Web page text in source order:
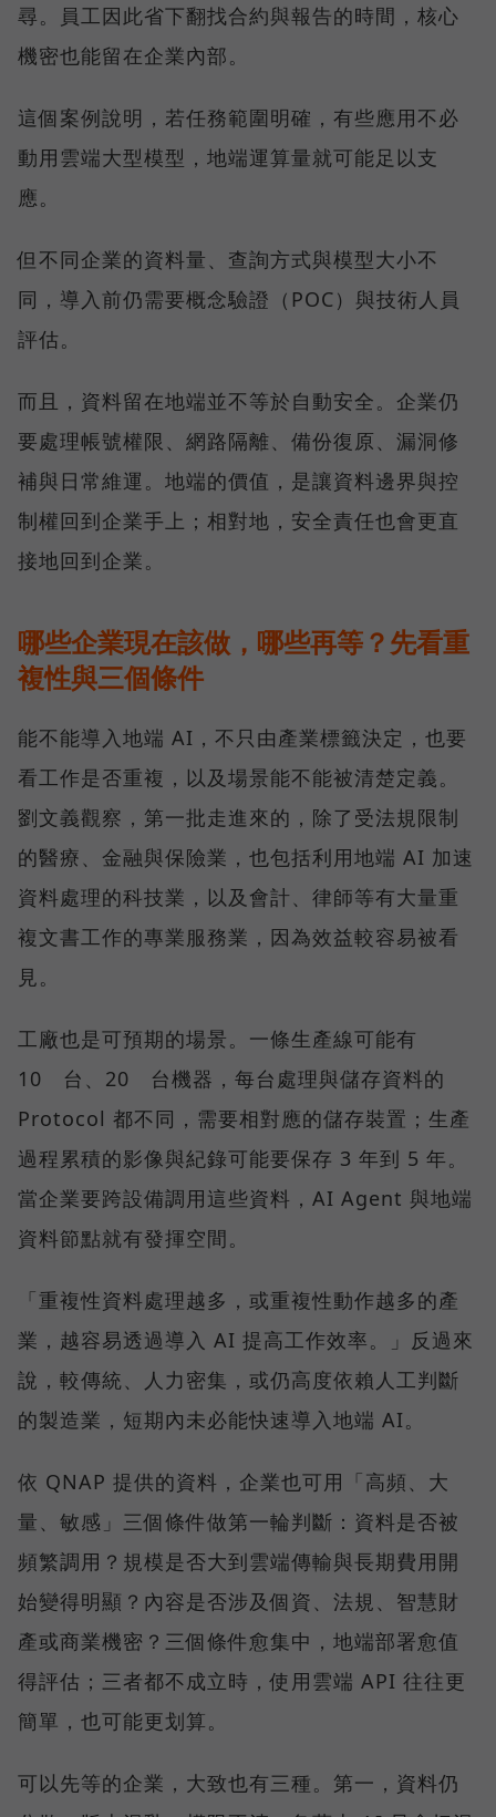
尋。員工因此省下翻找合約與報告的時間，核心
機密也能留在企業內部。
這個案例說明，若任務範圍明確，有些應用不必
動用雲端大型模型，地端運算量就可能足以支
應。
但不同企業的資料量、查詢方式與模型大小不
同，導入前仍需要概念驗證（POC）與技術人員
評估。
而且，資料留在地端並不等於自動安全。企業仍
要處理帳號權限、網路隔離、備份復原、漏洞修
補與日常維運。地端的價值，是讓資料邊界與控
制權回到企業手上；相對地，安全責任也會更直
接地回到企業。
哪些企業現在該做，哪些再等？先看重
複性與三個條件
能不能導入地端 AI，不只由產業標籤決定，也要
看工作是否重複，以及場景能不能被清楚定義。
劉文義觀察，第一批走進來的，除了受法規限制
的醫療、金融與保險業，也包括利用地端 AI 加速
資料處理的科技業，以及會計、律師等有大量重
複文書工作的專業服務業，因為效益較容易被看
見。
工廠也是可預期的場景。一條生產線可能有
10 台、20 台機器，每台處理與儲存資料的
Protocol 都不同，需要相對應的儲存裝置；生產
過程累積的影像與紀錄可能要保存 3 年到 5 年。
當企業要跨設備調用這些資料，AI Agent 與地端
資料節點就有發揮空間。
「重複性資料處理越多，或重複性動作越多的產
業，越容易透過導入 AI 提高工作效率。」反過來
說，較傳統、人力密集，或仍高度依賴人工判斷
的製造業，短期內未必能快速導入地端 AI。
依 QNAP 提供的資料，企業也可用「高頻、大
量、敏感」三個條件做第一輪判斷：資料是否被
頻繁調用？規模是否大到雲端傳輸與長期費用開
始變得明顯？內容是否涉及個資、法規、智慧財
產或商業機密？三個條件愈集中，地端部署愈值
得評估；三者都不成立時，使用雲端 API 往往更
簡單，也可能更划算。
可以先等的企業，大致也有三種。第一，資料仍